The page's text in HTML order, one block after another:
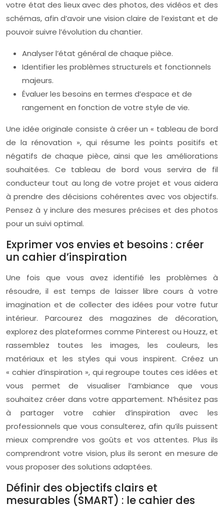
votre état des lieux avec des photos, des vidéos et des
schémas, afin d’avoir une vision claire de l’existant et de
pouvoir suivre l’évolution du chantier.
Analyser l’état général de chaque pièce.
Identifier les problèmes structurels et fonctionnels
majeurs.
Évaluer les besoins en termes d’espace et de
rangement en fonction de votre style de vie.
Une idée originale consiste à créer un « tableau de bord
de la rénovation », qui résume les points positifs et
négatifs de chaque pièce, ainsi que les améliorations
souhaitées. Ce tableau de bord vous servira de fil
conducteur tout au long de votre projet et vous aidera
à prendre des décisions cohérentes avec vos objectifs.
Pensez à y inclure des mesures précises et des photos
pour un suivi optimal.
Exprimer vos envies et besoins : créer
un cahier d’inspiration
Une fois que vous avez identifié les problèmes à
résoudre, il est temps de laisser libre cours à votre
imagination et de collecter des idées pour votre futur
intérieur. Parcourez des magazines de décoration,
explorez des plateformes comme Pinterest ou Houzz, et
rassemblez toutes les images, les couleurs, les
matériaux et les styles qui vous inspirent. Créez un
« cahier d’inspiration », qui regroupe toutes ces idées et
vous permet de visualiser l’ambiance que vous
souhaitez créer dans votre appartement. N’hésitez pas
à partager votre cahier d’inspiration avec les
professionnels que vous consulterez, afin qu’ils puissent
mieux comprendre vos goûts et vos attentes. Plus ils
comprendront votre vision, plus ils seront en mesure de
vous proposer des solutions adaptées.
Définir des objectifs clairs et
mesurables (SMART) : le cahier des